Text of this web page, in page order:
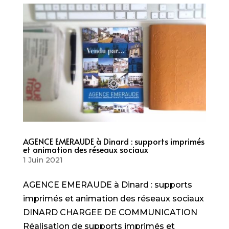
AGENCE EMERAUDE à Dinard : supports imprimés
et animation des réseaux sociaux
1 Juin 2021
AGENCE EMERAUDE à Dinard : supports
imprimés et animation des réseaux sociaux
DINARD CHARGEE DE COMMUNICATION
Réalisation de supports imprimés et